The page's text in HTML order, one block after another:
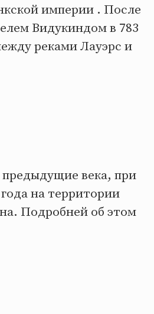
империи . После
Видукиндом в 783
реками Лауэрс и
предыдущие века, при
на территории
Подробней об этом